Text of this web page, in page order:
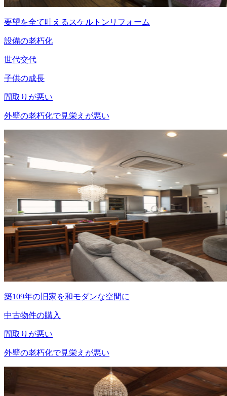
要望を全て叶えるスケルトンリフォーム
設備の老朽化
世代交代
子供の成長
間取りが悪い
外壁の老朽化で見栄えが悪い
築109年の旧家を和モダンな空間に
中古物件の購入
間取りが悪い
外壁の老朽化で見栄えが悪い